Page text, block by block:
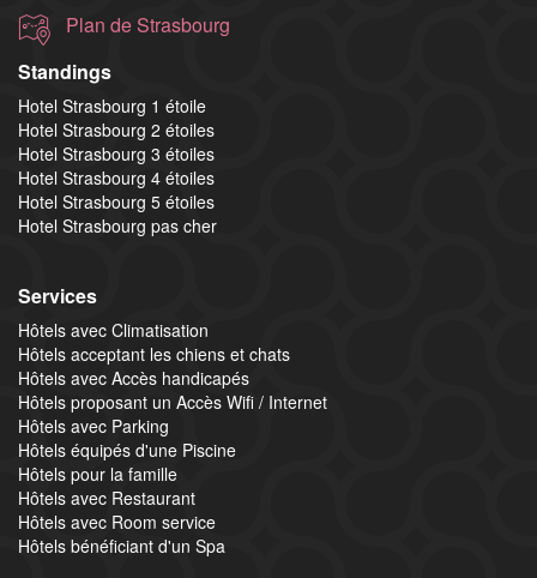
Plan de Strasbourg
Standings
Hotel Strasbourg 1 étoile
Hotel Strasbourg 2 étoiles
Hotel Strasbourg 3 étoiles
Hotel Strasbourg 4 étoiles
Hotel Strasbourg 5 étoiles
Hotel Strasbourg pas cher
Services
Hôtels avec Climatisation
Hôtels acceptant les chiens et chats
Hôtels avec Accès handicapés
Hôtels proposant un Accès Wifi / Internet
Hôtels avec Parking
Hôtels équipés d'une Piscine
Hôtels pour la famille
Hôtels avec Restaurant
Hôtels avec Room service
Hôtels bénéficiant d'un Spa